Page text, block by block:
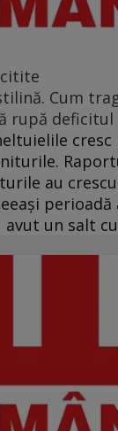
Cum
rupă deficitul
cresc
au
un salt cu